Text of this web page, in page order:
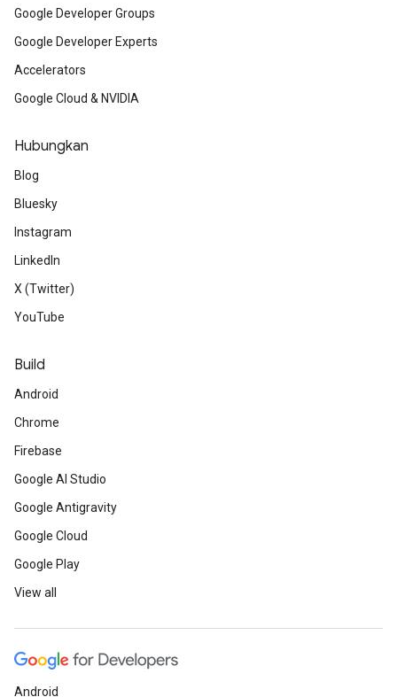
Google Developer Groups
Google Developer Experts
Accelerators
Google Cloud & NVIDIA
Hubungkan
Blog
Bluesky
Instagram
LinkedIn
X (Twitter)
YouTube
Build
Android
Chrome
Firebase
Google AI Studio
Google Antigravity
Google Cloud
Google Play
View all
Android